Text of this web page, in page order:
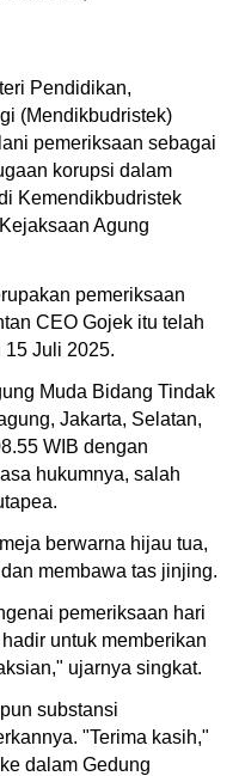
Pendidikan,
(Mendikbudristek)
pemeriksaan sebagai
korupsi dalam
Kemendikbudristek
Agung
pemeriksaan
CEO Gojek itu telah
Juli 2025.
Muda Bidang Tindak
Jakarta, Selatan,
WIB dengan
hukumnya, salah
berwarna hijau tua,
membawa tas jinjing.
pemeriksaan hari
untuk memberikan
ujarnya singkat.
substansi
"Terima kasih,"
dalam Gedung